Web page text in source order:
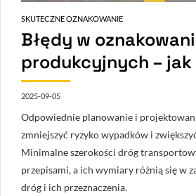
SKUTECZNE OZNAKOWANIE
Błędy w
produkcyjnych –
2025-09-05
Odpowiednie planowanie i
zmniejszyć ryzyko wypadków i
Minimalne szerokości dróg
przepisami, a ich wymiary różnią się w
dróg i ich przeznaczenia.